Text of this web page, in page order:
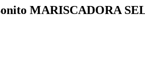
MARISCADORA